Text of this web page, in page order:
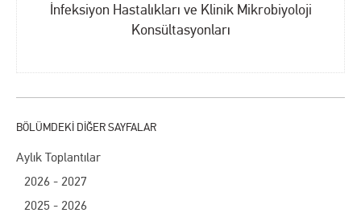
Aylık Toplantılar
2026 - 2027
2025 - 2026
İnfeksiyon Hastalıkları ve Klinik Mikrobiyoloji
Konsültasyonları